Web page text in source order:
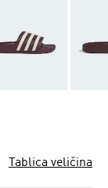
Tablica veličina